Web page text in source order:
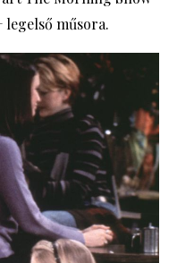
legelső műsora.